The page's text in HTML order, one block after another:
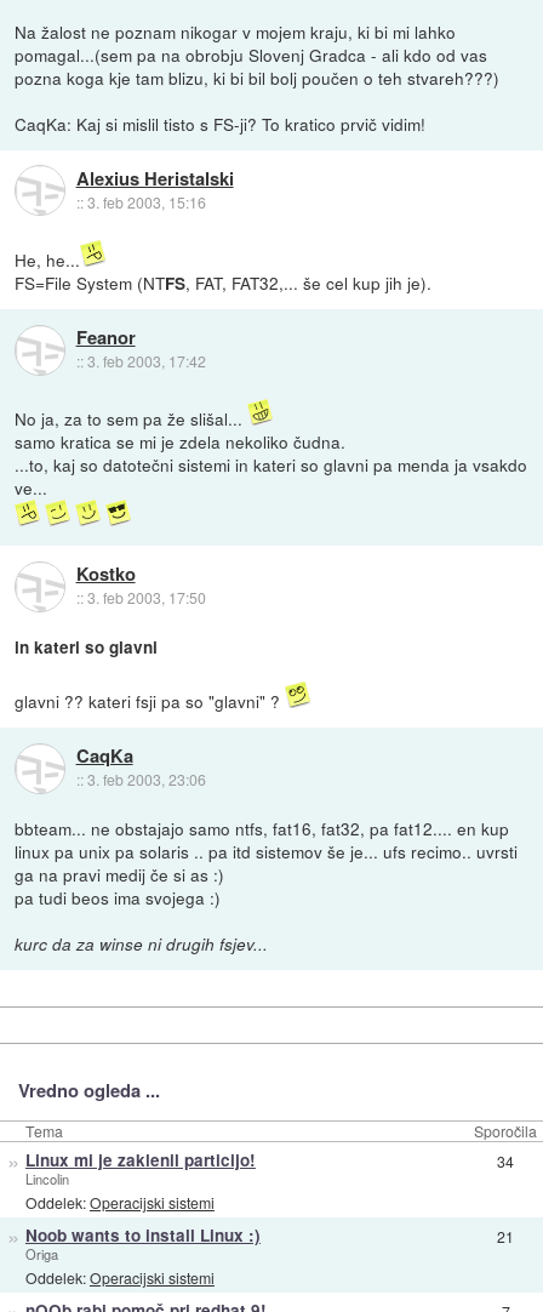
Na žalost ne poznam nikogar v mojem kraju, ki bi mi lahko
pomagal...(sem pa na obrobju Slovenj Gradca - ali kdo od vas
pozna koga kje tam blizu, ki bi bil bolj poučen o teh stvareh???)
CaqKa: Kaj si mislil tisto s FS-ji? To kratico prvič vidim!
Alexius Heristalski
::3. feb 2003, 15:16
He, he...
FS=File System (NTFS, FAT, FAT32,... še cel kup jih je).
Feanor
::3. feb 2003, 17:42
No ja, za to sem pa že slišal...
samo kratica se mi je zdela nekoliko čudna.
...to, kaj so datotečni sistemi in kateri so glavni pa menda ja vsakdo
ve...
Kostko
::3. feb 2003, 17:50
in kateri so glavni
glavni ?? kateri fsji pa so "glavni" ?
CaqKa
::3. feb 2003, 23:06
bbteam... ne obstajajo samo ntfs, fat16, fat32, pa fat12.... en kup
linux pa unix pa solaris .. pa itd sistemov še je... ufs recimo.. uvrsti
ga na pravi medij če si as :)
pa tudi beos ima svojega :)
kurc da za winse ni drugih fsjev...
Vredno ogleda ...
Tema Sporočila
» Linux mi je zaklenil particijo!
Lincolin
Oddelek:Operacijski sistemi
34
» Noob wants to install Linux :)
Origa
Oddelek:Operacijski sistemi
21